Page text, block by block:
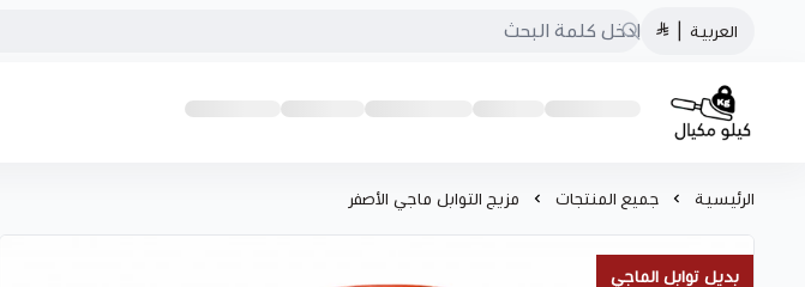
العربية
كيلو مكيال
الرئيسية جميع المنتجات مزيج التوابل ماجي الأصفر
بديل توابل الماجي